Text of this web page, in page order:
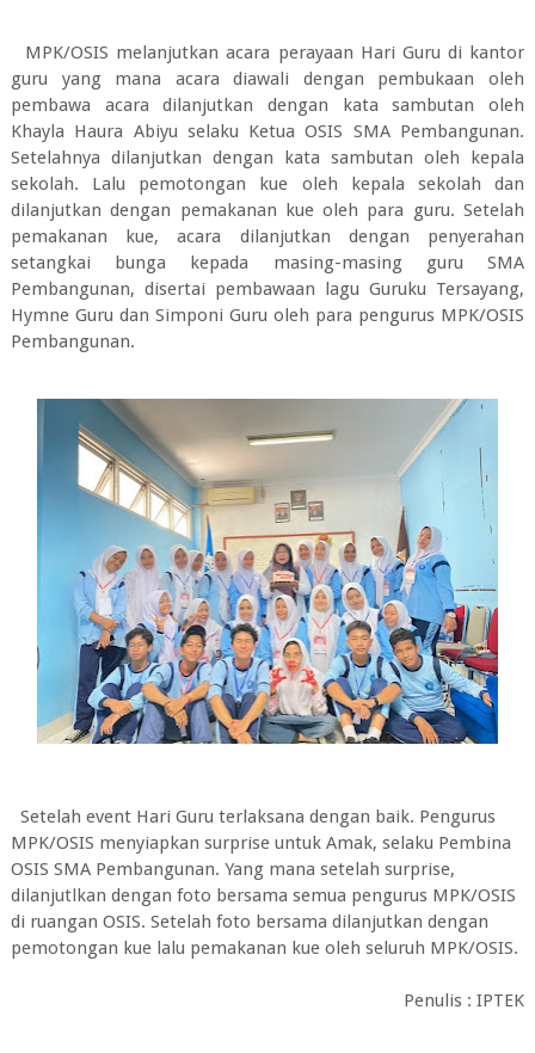
MPK/OSIS melanjutkan acara perayaan Hari Guru di kantor
guru yang mana acara diawali dengan pembukaan oleh
pembawa acara dilanjutkan dengan kata sambutan oleh
Khayla Haura Abiyu selaku Ketua OSIS SMA Pembangunan.
Setelahnya dilanjutkan dengan kata sambutan oleh kepala
sekolah. Lalu pemotongan kue oleh kepala sekolah dan
dilanjutkan dengan pemakanan kue oleh para guru. Setelah
pemakanan kue, acara dilanjutkan dengan penyerahan
setangkai bunga kepada masing-masing guru SMA
Pembangunan, disertai pembawaan lagu Guruku Tersayang,
Hymne Guru dan Simponi Guru oleh para pengurus MPK/OSIS
Pembangunan.
Setelah event Hari Guru terlaksana dengan baik. Pengurus
MPK/OSIS menyiapkan surprise untuk Amak, selaku Pembina
OSIS SMA Pembangunan. Yang mana setelah surprise,
dilanjutlkan dengan foto bersama semua pengurus MPK/OSIS
di ruangan OSIS. Setelah foto bersama dilanjutkan dengan
pemotongan kue lalu pemakanan kue oleh seluruh MPK/OSIS.
Penulis : IPTEK